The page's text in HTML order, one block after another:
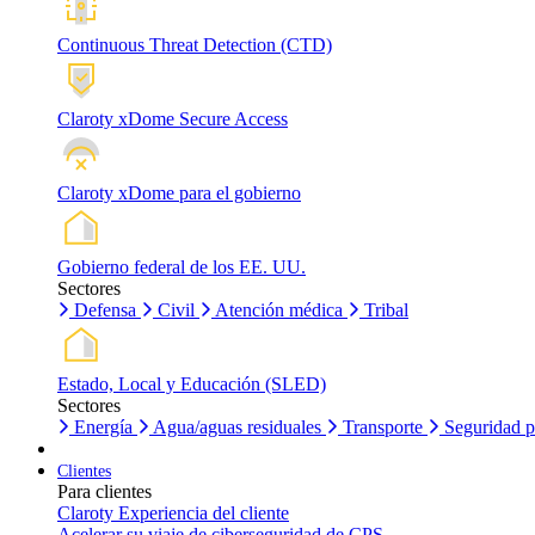
Continuous Threat Detection (CTD)
Claroty xDome Secure Access
Claroty xDome para el gobierno
Gobierno federal de los EE. UU.
Sectores
Defensa
Civil Atención médica Tribal
Estado, Local y Educación (SLED)
Sectores
Energía
Agua/aguas residuales Transporte Seguridad
Clientes
Para clientes
Claroty Experiencia del cliente